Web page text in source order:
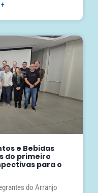
e Bebidas
do primeiro
para o
do Arranjo